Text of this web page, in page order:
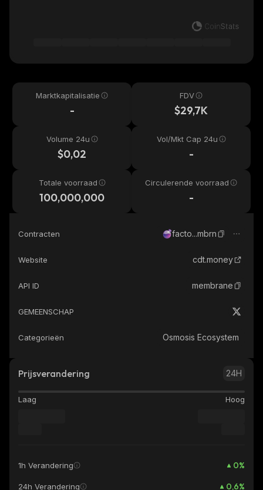
Marktkapitalisatie
-
FDV
$29,7K
Volume 24u
$0,02
Vol/Mkt Cap 24u
-
Totale voorraad
100,000,000
Circulerende voorraad
-
Contracten facto...mbrn
Website cdt.money
API ID membrane
GEMEENSCHAP
Categorieën Osmosis Ecosystem
Prijsverandering 24H
Laag Hoog
1h Verandering 0%
24h Verandering 0,6%